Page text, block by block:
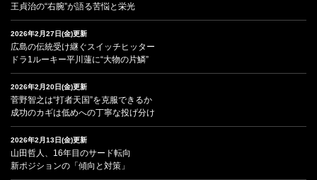
王貞治の“右腕”が語る苦悩と栄光
2026年2月27日(金)更新
広島の伝統受け継ぐスイッチヒッター
ドラ1ルーキー平川蓮に“大物の片鱗”
2026年2月20日(金)更新
菅野智之は“打者天国”を克服できるか
成功のカギは低めへの丁寧な投げ分け
2026年2月13日(金)更新
山田哲人、16年目のサード転向
新ポジションの「傾向と対策」